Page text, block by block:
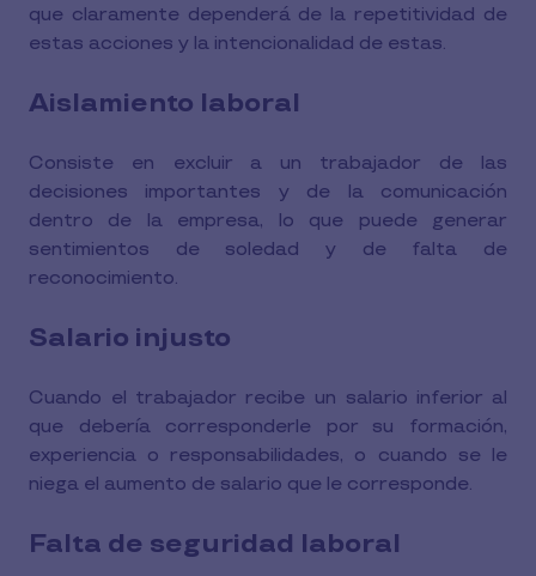
que claramente dependerá de la repetitividad de
estas acciones y la intencionalidad de estas.
Aislamiento laboral
Consiste en excluir a un trabajador de las
decisiones importantes y de la comunicación
dentro de la empresa, lo que puede generar
sentimientos de soledad y de falta de
reconocimiento.
Salario injusto
Cuando el trabajador recibe un salario inferior al
que debería corresponderle por su formación,
experiencia o responsabilidades, o cuando se le
niega el aumento de salario que le corresponde.
Falta de seguridad laboral